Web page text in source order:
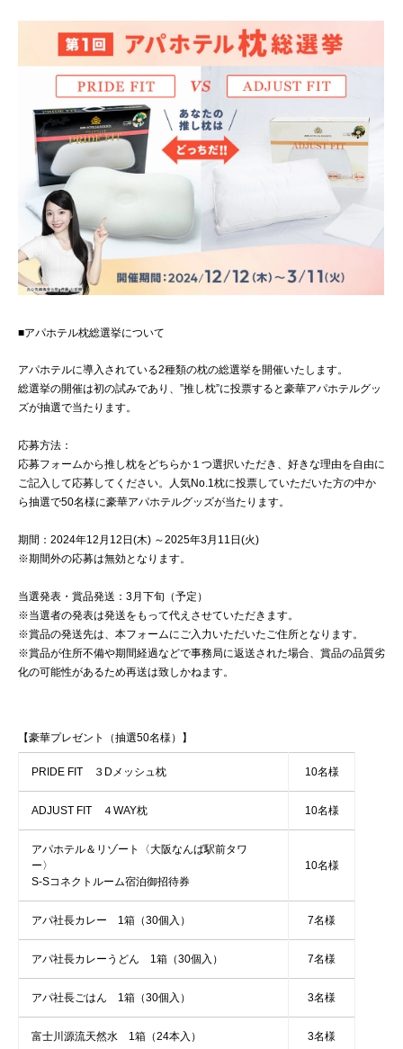
■アパホテル枕総選挙について
アパホテルに導入されている2種類の枕の総選挙を開催いたします。
総選挙の開催は初の試みであり、”推し枕”に投票すると豪華アパホテルグッ
ズが抽選で当たります。
応募方法：
応募フォームから推し枕をどちらか１つ選択いただき、好きな理由を自由に
ご記入して応募してください。人気No.1枕に投票していただいた方の中か
ら抽選で50名様に豪華アパホテルグッズが当たります。
期間：2024年12月12日(木) ～2025年3月11日(火)
※期間外の応募は無効となります。
当選発表・賞品発送：3月下旬（予定）
※当選者の発表は発送をもって代えさせていただきます。
※賞品の発送先は、本フォームにご入力いただいたご住所となります。
※賞品が住所不備や期間経過などで事務局に返送された場合、賞品の品質劣
化の可能性があるため再送は致しかねます。
【豪華プレゼント（抽選50名様）】
PRIDE FIT ３Dメッシュ枕 10名様
ADJUST FIT ４WAY枕 10名様
アパホテル＆リゾート〈大阪なんば駅前タワ
ー〉
S-Sコネクトルーム宿泊御招待券
10名様
アパ社長カレー 1箱（30個入） 7名様
アパ社長カレーうどん 1箱（30個入） 7名様
アパ社長ごはん 1箱（30個入） 3名様
富士川源流天然水 1箱（24本入） 3名様